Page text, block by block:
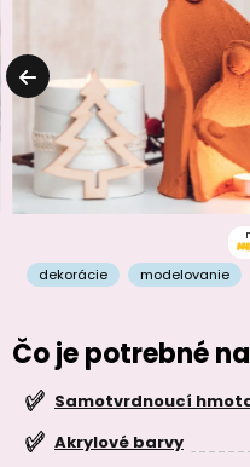
dekorácie modelovanie
Čo je potrebné
Samotvrdnoucí
Akrylové barvy